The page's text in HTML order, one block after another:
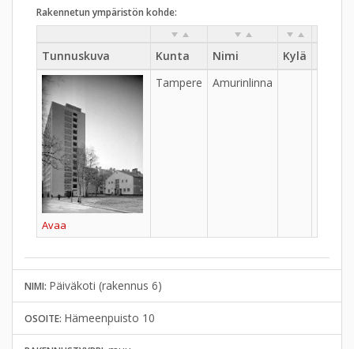
Rakennetun ympäristön kohde:
Tunnuskuva Kunta Nimi Kylä
Avaa
Tampere Amurinlinna
NIMI: Päiväkoti (rakennus 6)
OSOITE: Hämeenpuisto 10